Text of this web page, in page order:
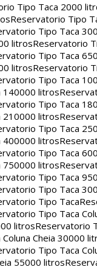
Tipo Taca 2000
Reservatorio Tipo
Tipo Taca
litrosReservatorio
Tipo Taca
litrosReservatorio
Tipo Taca
140000 litros
Tipo Taca
210000 litros
Tipo Taca
400000 litros
Tipo Taca
750000 litros
Tipo Taca
Tipo Taca
Tipo Taca
Tipo Taca
litrosReservatorio
Coluna Cheia 30000
Tipo Taca
55000 litros